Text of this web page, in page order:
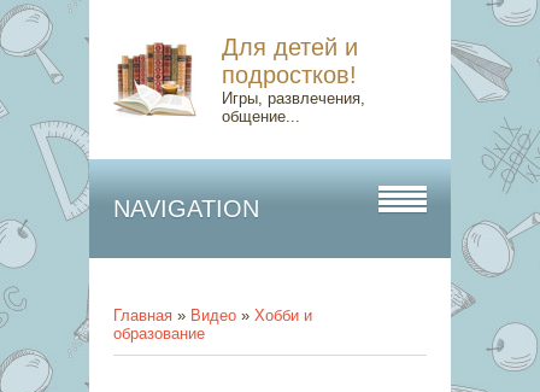
Для детей и
подростков!
Игры, развлечения,
общение...
NAVIGATION
Главная » Видео » Хобби и
образование